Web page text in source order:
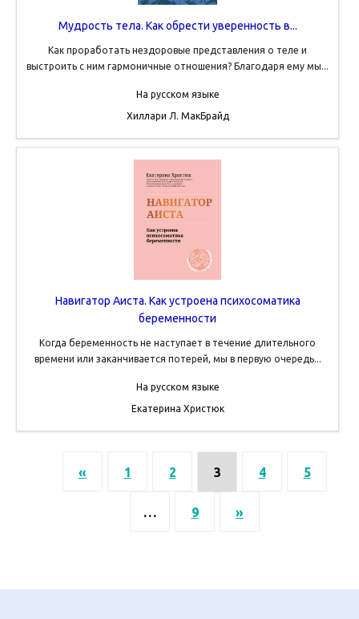
Мудрость тела. Как обрести уверенность в...
Как проработать нездоровые представления о теле и
выстроить с ним гармоничные отношения? Благодаря ему мы...
На русском языке
Хиллари Л. МакБрайд
Навигатор Аиста. Как устроена психосоматика
беременности
Когда беременность не наступает в течение длительного
времени или заканчивается потерей, мы в первую очередь...
На русском языке
Екатерина Христюк
« 1 2 3 4 5
… 9 »